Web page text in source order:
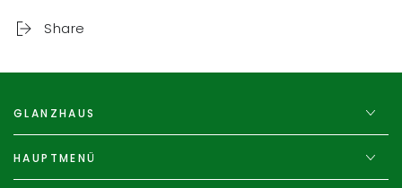
Share
GLANZHAUS
HAUPTMENÜ